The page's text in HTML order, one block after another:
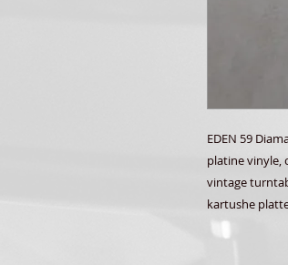
EDEN 59
platine vinyle,
vintage
kartushe